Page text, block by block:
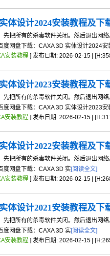
体设计2024安装教程及下
所有的杀毒软件关闭。然后退出网络
度网盘下载：CAXA 3D 实体设计2024安
安装教程 ] 发布日期: 2026-02-15 |
体设计2023安装教程及下
所有的杀毒软件关闭。然后退出网络
度网盘下载：CAXA 3D 实体设计2023安
安装教程 ] 发布日期: 2026-02-15 |
体设计2022安装教程及下
所有的杀毒软件关闭。然后退出网络
度网盘下载：CAXA 3D 实[阅读全文]
安装教程 ] 发布日期: 2026-02-15 |
体设计2021安装教程及下
所有的杀毒软件关闭。然后退出网络
度网盘下载：CAXA 3D 实[阅读全文]
安装教程 ] 发布日期: 2026-02-15 |